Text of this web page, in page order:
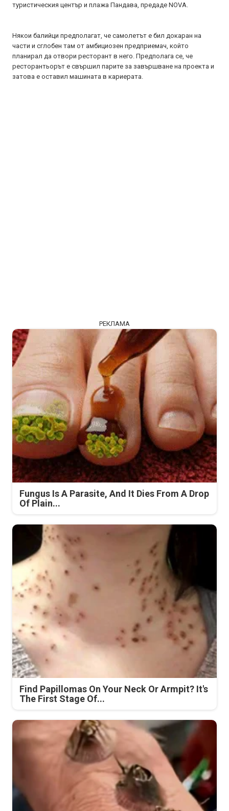
туристическия център и плажа Пандава, предаде NOVA.
Някои балийци предполагат, че самолетът е бил докаран на
части и сглобен там от амбициозен предприемач, който
планирал да отвори ресторант в него. Предполага се, че
ресторантьорът е свършил парите за завършване на проекта и
затова е оставил машината в кариерата.
РЕКЛАМА
Fungus Is A Parasite, And It Dies From A Drop
Of Plain...
Find Papillomas On Your Neck Or Armpit? It's
The First Stage Of...